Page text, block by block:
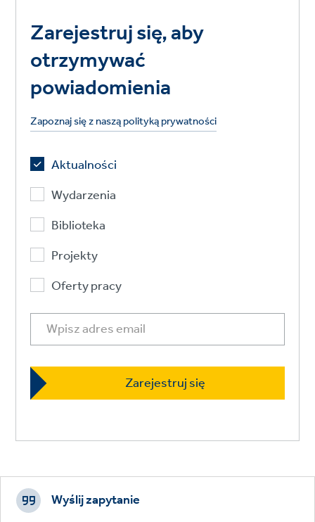
Zarejestruj się, aby
otrzymywać
powiadomienia
Zapoznaj się z naszą polityką prywatności
Aktualności
Wydarzenia
Biblioteka
Projekty
Oferty pracy
Footer
CTAs
Wyślij zapytanie